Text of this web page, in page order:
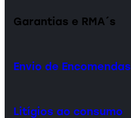
Garantias e RMA´s
Envio de Encomendas
Litígios ao consumo